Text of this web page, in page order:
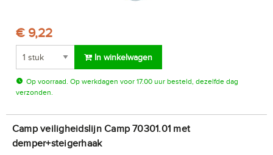
€ 9,22
In winkelwagen
Op voorraad. Op werkdagen voor 17.00 uur besteld, dezelfde dag
verzonden.
Camp veiligheidslijn Camp 70301.01 met
demper+steigerhaak